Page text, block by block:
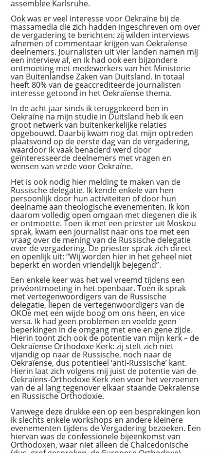
assemblee Karlsruhe.
Ook was er veel interesse voor Oekraïne bij de
massamedia die zich hadden ingeschreven om over
de vergadering te berichten: zij wilden interviews
afnemen of commentaar krijgen van Oekraïense
deelnemers. Journalisten uit vier landen namen mij
een interview af, en ik had ook een bijzondere
ontmoeting met medewerkers van het Ministerie
van Buitenlandse Zaken van Duitsland. In totaal
heeft 80% van de geaccrediteerde journalisten
interesse getoond in het Oekraïense thema.
In de acht jaar sinds ik teruggekeerd ben in
Oekraïne na mijn studie in Duitsland heb ik een
groot netwerk van buitenkerkelijke relaties
opgebouwd. Daarbij kwam nog dat mijn optreden
plaatsvond op de eerste dag van de vergadering,
waardoor ik vaak benaderd werd door
geïnteresseerde deelnemers met vragen en
wensen van vrede voor Oekraïne.
Het is ook nodig hier melding te maken van de
Russische delegatie. Ik kende enkele van hen
persoonlijk door hun activiteiten of door hun
deelname aan theologische evenementen. Ik kon
daarom volledig open omgaan met diegenen die ik
er ontmoette. Toen ik met een priester uit Moskou
sprak, kwam een journalist naar ons toe met een
vraag over de mening van de Russische delegatie
over de vergadering. De priester sprak zich direct
en openlijk uit: “Wij worden hier in het geheel niet
beperkt en worden vriendelijk bejegend”.
Een enkele keer was het wel vreemd tijdens een
privéontmoeting in het openbaar. Toen ik sprak
met vertegenwoordigers van de Russische
delegatie, liepen de vertegenwoordigers van de
OKOe met een wijde boog om ons heen, en vice
versa. Ik had geen problemen en voelde geen
beperkingen in de omgang met ene en gene zijde.
Hierin toont zich ook de potentie van mijn kerk – de
Oekraïense Orthodoxe Kerk: zij stelt zich niet
vijandig op naar de Russische, noch naar de
Oekraïense, dus potentieel ‘anti-Russische’ kant.
Hierin laat zich volgens mij juist de potentie van de
Oekraïens-Orthodoxe Kerk zien voor het verzoenen
van de al lang tegenover elkaar staande Oekraïense
en Russische Orthodoxie.
Vanwege deze drukke een op een besprekingen kon
ik slechts enkele workshops en andere kleinere
evenementen tijdens de Vergadering bezoeken. Een
hiervan was de confessionele bijeenkomst van
Orthodoxen, waar niet alleen de Chalcedonische